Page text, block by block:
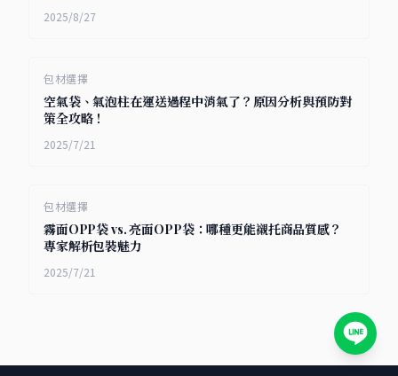
2025/8/27
包材選擇
空氣袋、氣泡柱在運送過程中消氣了？原因分析與預防對
策全攻略！
2025/7/21
包材選擇
霧面OPP袋 vs. 亮面OPP袋：哪種更能襯托商品質感？
專家解析包裝魅力
2025/7/21